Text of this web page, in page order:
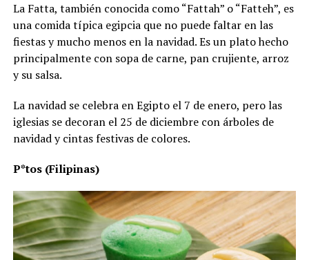
La Fatta, también conocida como “Fattah” o “Fatteh”, es
una comida típica egipcia que no puede faltar en las
fiestas y mucho menos en la navidad. Es un plato hecho
principalmente con sopa de carne, pan crujiente, arroz
y su salsa.
La navidad se celebra en Egipto el 7 de enero, pero las
iglesias se decoran el 25 de diciembre con árboles de
navidad y cintas festivas de colores.
P*tos (Filipinas)